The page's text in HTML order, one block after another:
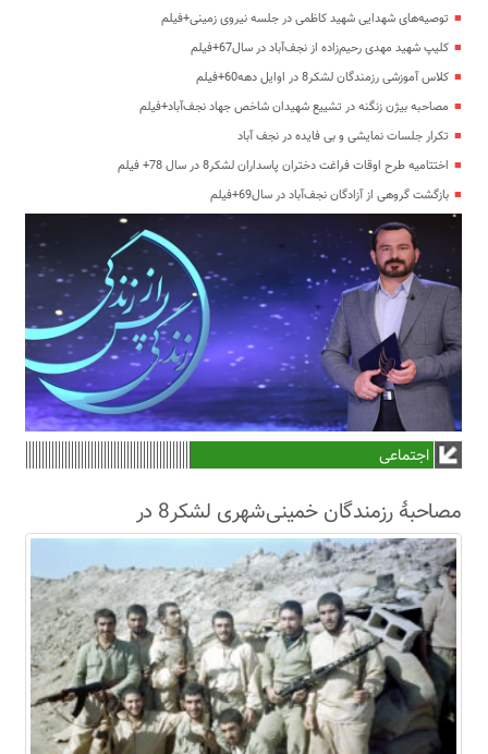
توصیه‌های شهدایی شهید کاظمی در جلسه نیروی زمینی+فیلم
کلیپ شهید مهدی رحیم‌زاده از نجف‌آباد در سال67+فیلم
کلاس آموزشی رزمندگان لشکر8 در اوایل دهه60+فیلم
مصاحبه بیژن زنگنه در تشییع شهیدان شاخص جهاد نجف‌آباد+فیلم
تکرار جلسات نمایشی و بی فایده در نجف آباد
اختتامیه طرح اوقات فراغت دختران پاسداران لشکر8 در سال 78+ فیلم
بازگشت گروهی از آزادگان نجف‌آباد در سال69+فیلم
اجتماعی
مصاحبۀ رزمندگان خمینی‌شهری لشکر8 در
سال63+فیلم